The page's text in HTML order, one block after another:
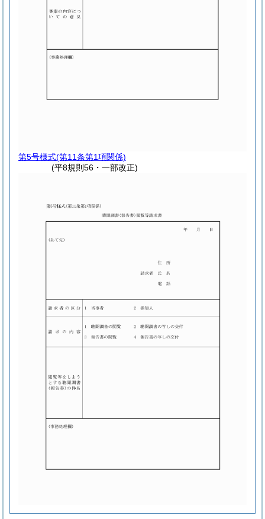
第5号様式(第11条第1項関係)
(平8規則56・一部改正)